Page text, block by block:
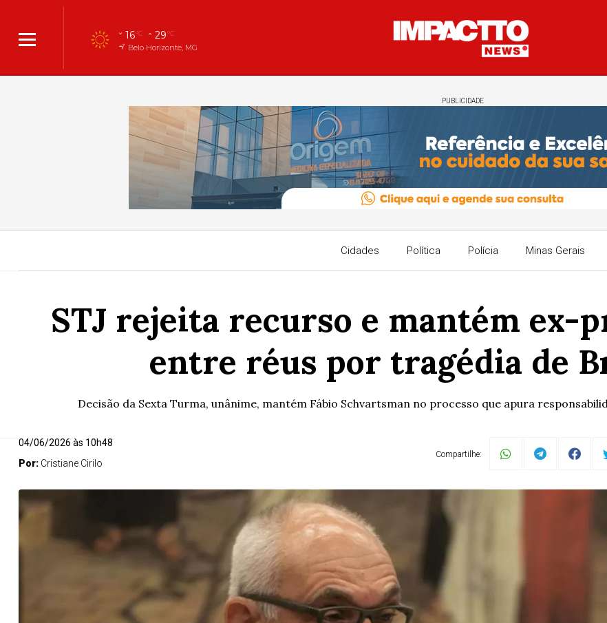
16°C 29°C
Belo Horizonte, MG
PUBLICIDADE
Cidades Política Polícia Minas Gerais
STJ rejeita recurso e mantém ex-
entre réus por tragédia de
Decisão da Sexta Turma, unânime, mantém Fábio Schvartsman no processo que apura
04/06/2026 às 10h48
Por: Cristiane Cirilo
Compartilhe: